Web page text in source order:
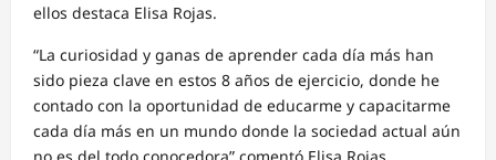
ellos destaca Elisa Rojas.
“La curiosidad y ganas de aprender cada día más han
sido pieza clave en estos 8 años de ejercicio, donde he
contado con la oportunidad de educarme y capacitarme
cada día más en un mundo donde la sociedad actual aún